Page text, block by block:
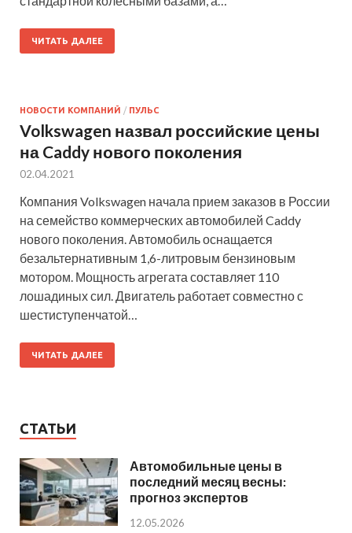
ЧИТАТЬ ДАЛЕЕ
НОВОСТИ КОМПАНИЙ / ПУЛЬС
Volkswagen назвал российские цены
на Caddy нового поколения
02.04.2021
Компания Volkswagen начала прием заказов в России
на семейство коммерческих автомобилей Caddy
нового поколения. Автомобиль оснащается
безальтернативным 1,6-литровым бензиновым
мотором. Мощность агрегата составляет 110
лошадиных сил. Двигатель работает совместно с
шестиступенчатой…
ЧИТАТЬ ДАЛЕЕ
СТАТЬИ
Автомобильные цены в
последний месяц весны:
прогноз экспертов
12.05.2026